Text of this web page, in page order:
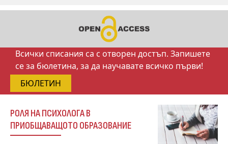
Всички списания са с отворен достъп. Запишете
се за бюлетина, за да научавате всичко първи!
БЮЛЕТИН
РОЛЯ НА ПСИХОЛОГА В
ПРИОБЩАВАЩОТО ОБРАЗОВАНИЕ